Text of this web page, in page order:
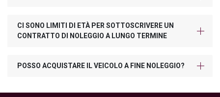
CI SONO LIMITI DI ETÀ PER SOTTOSCRIVERE UN
CONTRATTO DI NOLEGGIO A LUNGO TERMINE
POSSO ACQUISTARE IL VEICOLO A FINE NOLEGGIO?